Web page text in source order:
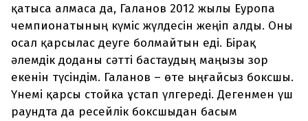
қатыса алмаса да, Галанов 2012 жылы Еуропа
чемпионатының күміс жүлдесін жеңіп алды. Оны
осал қарсылас деуге болмайтын еді. Бірақ
әлемдік доданы сәтті бастаудың маңызы зор
екенін түсіндім. Галанов – өте ыңғайсыз боксшы.
Үнемі қарсы стойка ұстап үлгереді. Дегенмен үш
раундта да ресейлік боксшыдан басым